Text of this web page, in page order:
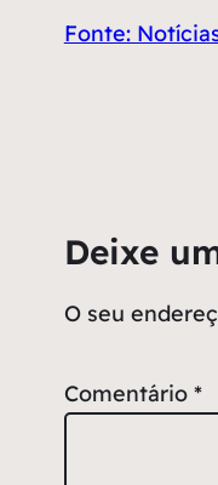
Fonte:
Deixe
O seu
Comentário *